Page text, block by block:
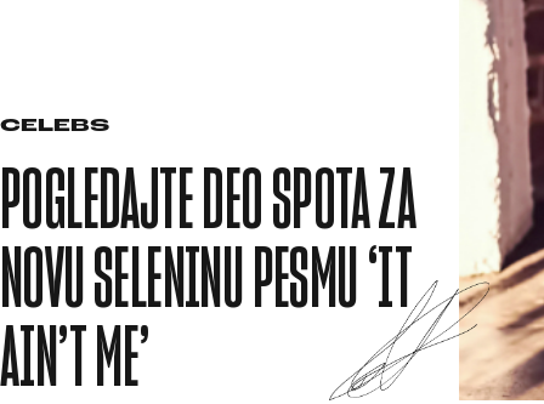
CELEBS
POGLEDAJTE DEO SPOTA ZA
NOVU SELENINU PESMU ‘IT
AIN’T ME’